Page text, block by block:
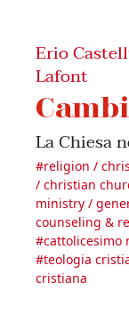
Erio
Lafont
La Chiesa
#religion /
/ christian
ministry /
counseling &
#cattolicesimo
#teologia
cristiana